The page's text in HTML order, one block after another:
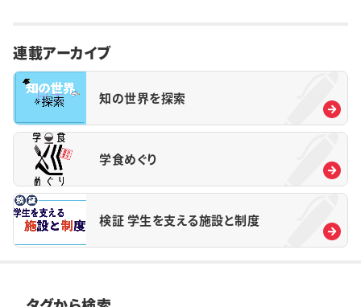
連載アーカイブ
知の世界を探索
学食めぐり
検証 学生を支える施設と制度